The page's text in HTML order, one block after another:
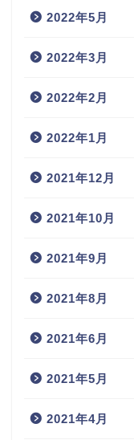
2022年5月
2022年3月
2022年2月
2022年1月
2021年12月
2021年10月
2021年9月
2021年8月
2021年6月
2021年5月
2021年4月